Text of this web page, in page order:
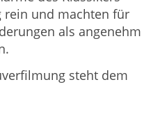
rein und machten für
als angenehm
steht dem